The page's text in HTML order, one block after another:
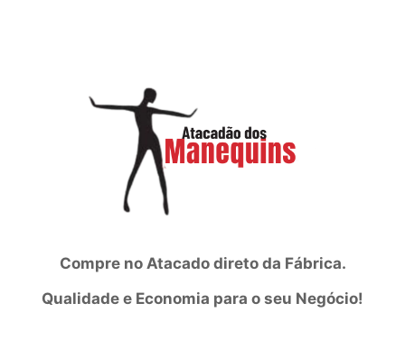
Compre no Atacado direto da Fábrica.
Qualidade e Economia para o seu Negócio!